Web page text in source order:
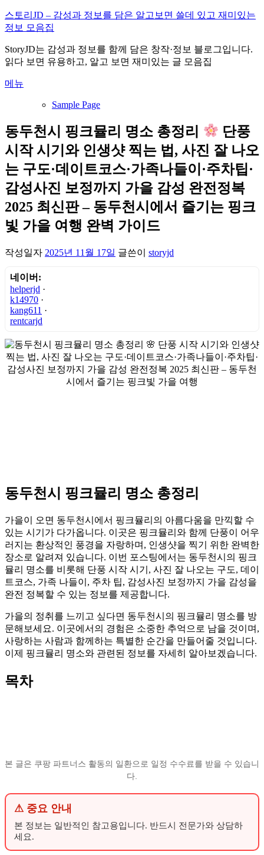
내
용
로
바
가
스토리JD – 감성과 정보를 담은 알고보면 쓸데 있고 재미있는
정보 모음집
StoryJD는 감성과 정보를 함께 담은 창작·정보 블로그입니다.
읽다 보면 유용하고, 알고 보면 재미있는 글 모음집
메뉴
Sample Page
동두천시 핑크뮬리 명소 총정리
단풍
시작 시기와 인생샷 찍는 법, 사진 잘 나오
는 구도·데이트코스·가족나들이·주차팁·
감성사진 보정까지 가을 감성 완전정복
2025 최신판 – 동두천시에서 즐기는 핑크
빛 가을 여행 완벽 가이드
작성일자 2025년 11월 17일 글쓴이 storyjd
네이버:
helperjd ·
k14970 ·
kang611 ·
rentcarjd
동두천시 핑크뮬리 명소 총정리
가을이 오면 동두천시에서 핑크뮬리의 아름다움을 만끽할 수
있는 시기가 다가옵니다. 이곳은 핑크뮬리와 함께 단풍이 어우
러지는 환상적인 풍경을 자랑하며, 인생샷을 찍기 위한 완벽한
장소로 알려져 있습니다. 이번 포스팅에서는 동두천시의 핑크
뮬리 명소를 비롯해 단풍 시작 시기, 사진 잘 나오는 구도, 데이
트코스, 가족 나들이, 주차 팁, 감성사진 보정까지 가을 감성을
완전 정복할 수 있는 정보를 제공합니다.
가을의 정취를 느끼고 싶다면 동두천시의 핑크뮬리 명소를 방
문해보세요. 이곳에서의 경험은 소중한 추억으로 남을 것이며,
사랑하는 사람과 함께하는 특별한 순간을 만들어줄 것입니다.
이제 핑크뮬리 명소와 관련된 정보를 자세히 알아보겠습니다.
목차
본 글은 쿠팡 파트너스 활동의 일환으로 일정 수수료를 받을 수 있습니
다.
⚠ 중요 안내
본 정보는 일반적인 참고용입니다. 반드시 전문가와 상담하
세요.